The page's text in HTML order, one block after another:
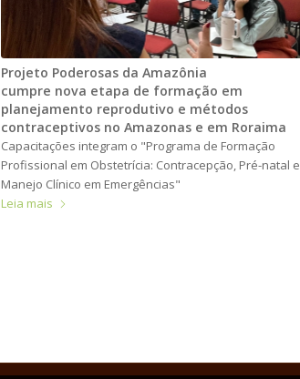
Projeto Poderosas da Amazônia
cumpre nova etapa de formação em
planejamento reprodutivo e métodos
contraceptivos no Amazonas e em Roraima
Capacitações integram o "Programa de Formação
Profissional em Obstetrícia: Contracepção, Pré-natal e
Manejo Clínico em Emergências"
Leia mais